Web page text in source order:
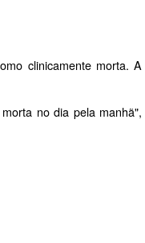
clinicamente morta. A
no dia pela manhã",